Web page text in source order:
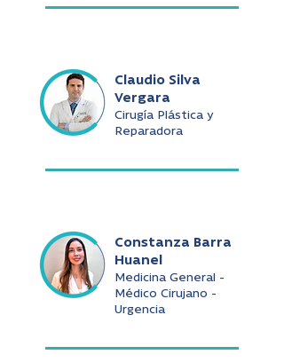
Claudio Silva
Vergara
Cirugía Plástica y
Reparadora
Constanza Barra
Huanel
Medicina General -
Médico Cirujano -
Urgencia